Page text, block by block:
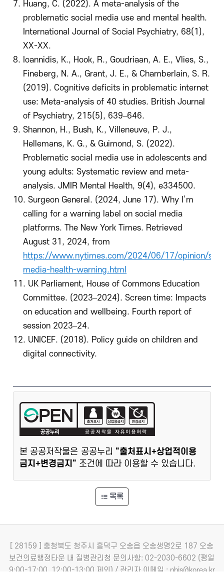
7. Huang, C. (2022). A meta-analysis of the
problematic social media use and mental health.
International Journal of Social Psychiatry, 68(1),
XX-XX.
8. Ioannidis, K., Hook, R., Goudriaan, A. E., Vlies, S.,
Fineberg, N. A., Grant, J. E., & Chamberlain, S. R.
(2019). Cognitive deficits in problematic internet
use: Meta-analysis of 40 studies. British Journal
of Psychiatry, 215(5), 639–646.
9. Shannon, H., Bush, K., Villeneuve, P. J.,
Hellemans, K. G., & Guimond, S. (2022).
Problematic social media use in adolescents and
young adults: Systematic review and meta-
analysis. JMIR Mental Health, 9(4), e334500.
10. Surgeon General. (2024, June 17). Why I’m
calling for a warning label on social media
platforms. The New York Times. Retrieved
August 31, 2024, from
https://www.nytimes.com/2024/06/17/opinion/
media-health-warning.html
11. UK Parliament, House of Commons Education
Committee. (2023–2024). Screen time: Impacts
on education and wellbeing. Fourth report of
session 2023–24.
12. UNICEF. (2018). Policy guide on children and
digital connectivity.
본 공공저작물은 공공누리 "출처표시+상업적이용
금지+변경금지" 조건에 따라 이용할 수 있습니다.
목록
[ 28159 ] 충청북도 청주시 흥덕구 오송읍 오송생명2로 187 오송
보건의료행정타운 내 질병관리청 문의사항: 02-2030-6602 (평일
9:00-17:00, 12:00-13:00 제외) / 관리자 이메일 : nhis@korea.kr